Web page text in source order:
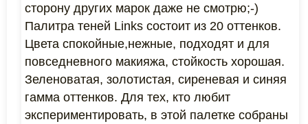
сторону других марок даже не смотрю;-)
Палитра теней Links состоит из 20 оттенков.
Цвета спокойные,нежные, подходят и для
повседневного макияжа, стойкость хорошая.
Зеленоватая, золотистая, сиреневая и синяя
гамма оттенков. Для тех, кто любит
экспериментировать, в этой палетке собраны